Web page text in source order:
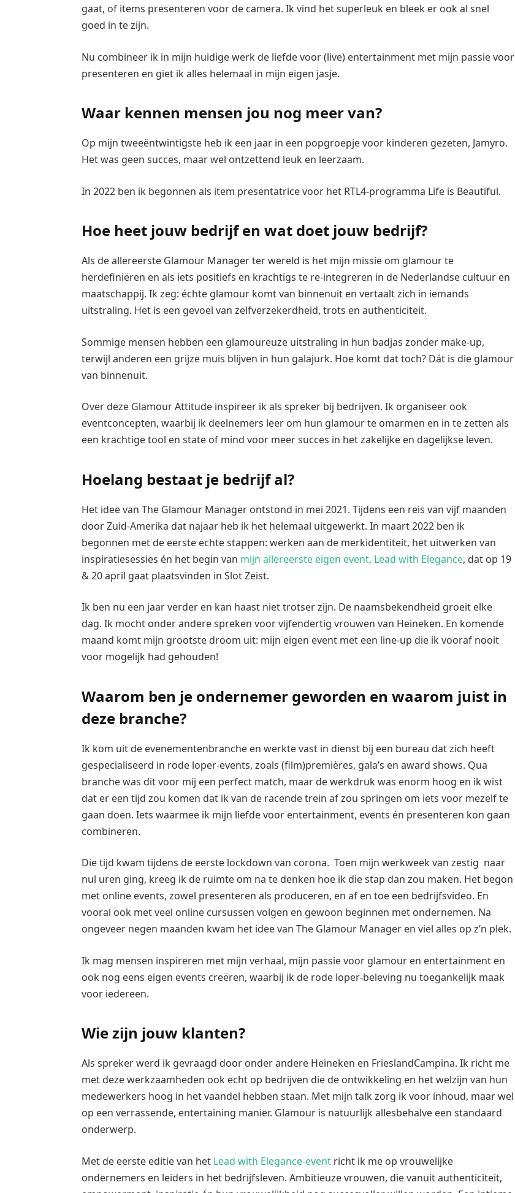
gaat, of items presenteren voor de camera. Ik vind het superleuk en bleek er ook al snel
goed in te zijn.
Nu combineer ik in mijn huidige werk de liefde voor (live) entertainment met mijn passie voor
presenteren en giet ik alles helemaal in mijn eigen jasje.
Waar kennen mensen jou nog meer van?
Op mijn tweeëntwintigste heb ik een jaar in een popgroepje voor kinderen gezeten, Jamyro.
Het was geen succes, maar wel ontzettend leuk en leerzaam.
In 2022 ben ik begonnen als item presentatrice voor het RTL4-programma Life is Beautiful.
Hoe heet jouw bedrijf en wat doet jouw bedrijf?
Als de allereerste Glamour Manager ter wereld is het mijn missie om glamour te
herdefiniëren en als iets positiefs en krachtigs te re-integreren in de Nederlandse cultuur en
maatschappij. Ik zeg: échte glamour komt van binnenuit en vertaalt zich in iemands
uitstraling. Het is een gevoel van zelfverzekerdheid, trots en authenticiteit.
Sommige mensen hebben een glamoureuze uitstraling in hun badjas zonder make-up,
terwijl anderen een grijze muis blijven in hun galajurk. Hoe komt dat toch? Dát is die glamour
van binnenuit.
Over deze Glamour Attitude inspireer ik als spreker bij bedrijven. Ik organiseer ook
eventconcepten, waarbij ik deelnemers leer om hun glamour te omarmen en in te zetten als
een krachtige tool en state of mind voor meer succes in het zakelijke en dagelijkse leven.
Hoelang bestaat je bedrijf al?
Het idee van The Glamour Manager ontstond in mei 2021. Tijdens een reis van vijf maanden
door Zuid-Amerika dat najaar heb ik het helemaal uitgewerkt. In maart 2022 ben ik
begonnen met de eerste echte stappen: werken aan de merkidentiteit, het uitwerken van
inspiratiesessies én het begin van mijn allereerste eigen event, Lead with Elegance, dat op 19
& 20 april gaat plaatsvinden in Slot Zeist.
Ik ben nu een jaar verder en kan haast niet trotser zijn. De naamsbekendheid groeit elke
dag. Ik mocht onder andere spreken voor vijfendertig vrouwen van Heineken. En komende
maand komt mijn grootste droom uit: mijn eigen event met een line-up die ik vooraf nooit
voor mogelijk had gehouden!
Waarom ben je ondernemer geworden en waarom juist in
deze branche?
Ik kom uit de evenementenbranche en werkte vast in dienst bij een bureau dat zich heeft
gespecialiseerd in rode loper-events, zoals (film)premières, gala’s en award shows. Qua
branche was dit voor mij een perfect match, maar de werkdruk was enorm hoog en ik wist
dat er een tijd zou komen dat ik van de racende trein af zou springen om iets voor mezelf te
gaan doen. Iets waarmee ik mijn liefde voor entertainment, events én presenteren kon gaan
combineren.
Die tijd kwam tijdens de eerste lockdown van corona. Toen mijn werkweek van zestig naar
nul uren ging, kreeg ik de ruimte om na te denken hoe ik die stap dan zou maken. Het begon
met online events, zowel presenteren als produceren, en af en toe een bedrijfsvideo. En
vooral ook met veel online cursussen volgen en gewoon beginnen met ondernemen. Na
ongeveer negen maanden kwam het idee van The Glamour Manager en viel alles op z’n plek.
Ik mag mensen inspireren met mijn verhaal, mijn passie voor glamour en entertainment en
ook nog eens eigen events creëren, waarbij ik de rode loper-beleving nu toegankelijk maak
voor iedereen.
Wie zijn jouw klanten?
Als spreker werd ik gevraagd door onder andere Heineken en FrieslandCampina. Ik richt me
met deze werkzaamheden ook echt op bedrijven die de ontwikkeling en het welzijn van hun
medewerkers hoog in het vaandel hebben staan. Met mijn talk zorg ik voor inhoud, maar wel
op een verrassende, entertaining manier. Glamour is natuurlijk allesbehalve een standaard
onderwerp.
Met de eerste editie van het Lead with Elegance-event richt ik me op vrouwelijke
ondernemers en leiders in het bedrijfsleven. Ambitieuze vrouwen, die vanuit authenticiteit,